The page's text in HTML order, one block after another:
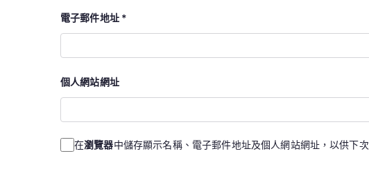
電子郵件地址 *
個人網站網址
在瀏覽器中儲存顯示名稱、電子郵件地址及個人網站網址，以供下